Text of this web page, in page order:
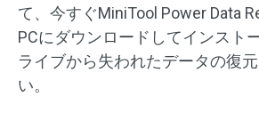
て、今すぐMiniTool Power Data
PCにダウンロードしてインスト
ライブから失われたデータの復
い。